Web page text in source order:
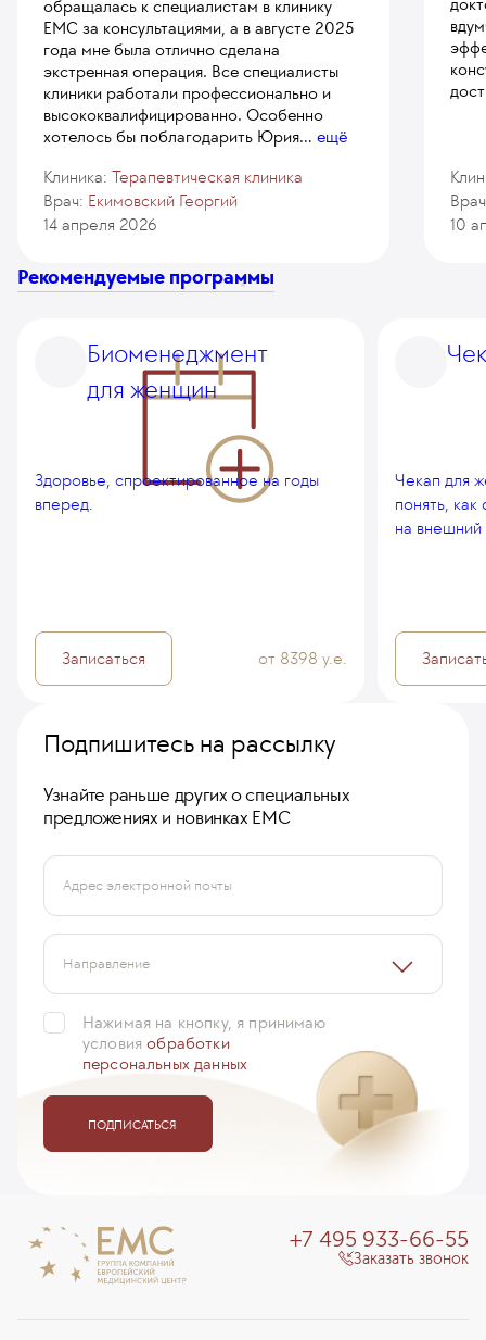
обращалась к специалистам в клинику
ЕМС за консультациями, а в августе 2025
года мне была отлично сделана
экстренная операция. Все специалисты
клиники работали профессионально и
высококвалифицированно. Особенно
хотелось бы поблагодарить Юрия... ещё
Клиника: Терапевтическая клиника
Врач: Екимовский Георгий
14 апреля 2026
10
Рекомендуемые программы
Биоменеджмент
для женщин
Здоровье, спроектированное на годы
вперед.
Записаться от 8398 у.е.
Чекап для
понять, как
на внешний
Подпишитесь на рассылку
Узнайте раньше других о специальных
предложениях и новинках ЕМС
Адрес электронной почты
Направление
Нажимая на кнопку, я принимаю
условияобработки
персональных данных
ПОДПИСАТЬСЯ
+7 495 933-66-55
Заказать звонок